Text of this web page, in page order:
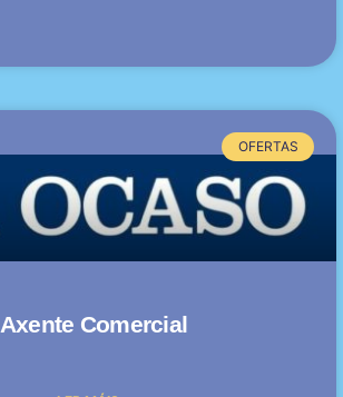
OFERTAS
Axente Comercial